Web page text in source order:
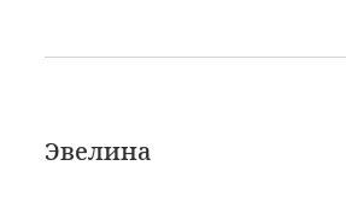
Эвелина